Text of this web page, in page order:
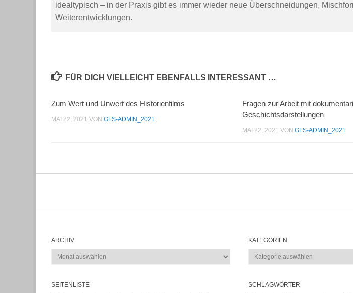
idealtypisch – in der Praxis gibt es immer wieder neue Überschneidungen,
Weiterentwicklungen.
FÜR DICH VIELLEICHT EBENFALLS INTERESSANT …
Zum Wert und Unwert des Historienfilms
MAI 22, 2021 VON GFS-ADMIN_2021
Fragen zur Arbeit mit
Geschichtsdarstellungen
MAI 22, 2021 VON GFS-ADMIN_2021
ARCHIV
Archiv
SEITENLISTE
KATEGORIEN
Kategorien
SCHLAGWÖRTER